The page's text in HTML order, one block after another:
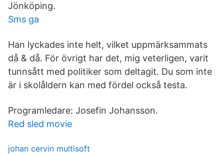
Jönköping.
Sms ga
Han lyckades inte helt, vilket uppmärksammats
då & då. För övrigt har det, mig veterligen, varit
tunnsått med politiker som deltagit. Du som inte
är i skolåldern kan med fördel också testa.
Programledare: Josefin Johansson.
Red sled movie
johan cervin multisoft